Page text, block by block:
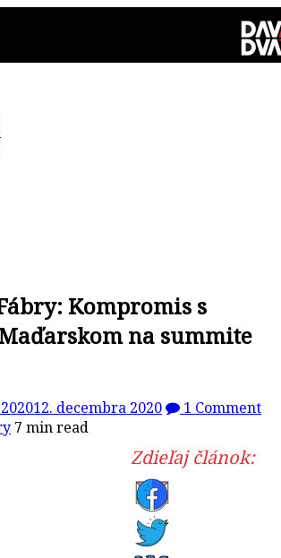
Kompromis s
na summite
12. decembra 2020
1 Comment
7 min read
Zdieľaj článok: